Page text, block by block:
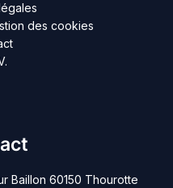
des cookies
Baillon 60150 Thourotte